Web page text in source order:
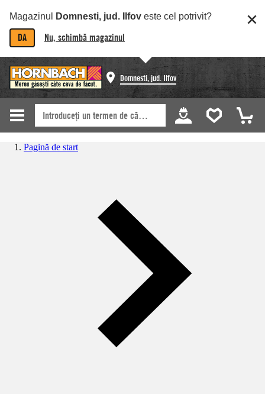
Magazinul Domnesti, jud. Ilfov este cel potrivit?
DA Nu, schimbă magazinul
Domnesti, jud. Ilfov
Pagină de start